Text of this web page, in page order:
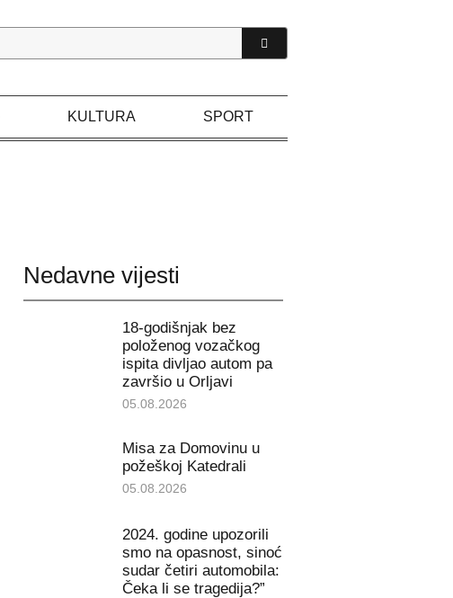
KULTURA SPORT
Nedavne vijesti
18-godišnjak bez
položenog vozačkog
ispita divljao autom pa
završio u Orljavi
05.08.2026
Misa za Domovinu u
požeškoj Katedrali
05.08.2026
2024. godine upozorili
smo na opasnost, sinoć
sudar četiri automobila:
Čeka li se tragedija?”